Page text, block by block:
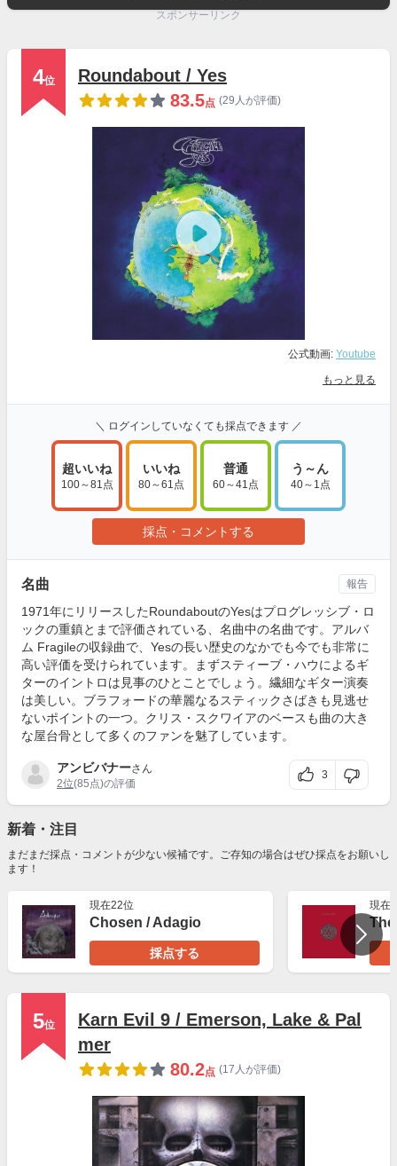
スポンサーリンク
4位
Roundabout / Yes
83.5点 (29人が評価)
公式動画: Youtube
もっと見る
＼ ログインしていなくても採点できます ／
超いいね
100～81点
いいね
80～61点
普通
60～41点
う～ん
40～1点
採点・コメントする
名曲
1971年にリリースしたRoundaboutのYesはプログレッシブ・ロ
ックの重鎮とまで評価されている、名曲中の名曲です。アルバ
ム Fragileの収録曲で、Yesの長い歴史のなかでも今でも非常に
高い評価を受けられています。まずスティーブ・ハウによるギ
ターのイントロは見事のひとことでしょう。繊細なギター演奏
は美しい。ブラフォードの華麗なるスティックさばきも見逃せ
ないポイントの一つ。クリス・スクワイアのベースも曲の大き
な屋台骨として多くのファンを魅了しています。
アンビバナーさん
2位(85点)の評価
3
報告
新着・注目
まだまだ採点・コメントが少ない候補です。ご存知の場合はぜひ採点をお願いし
ます！
現在22位
Chosen / Adagio
採点する
現在
5位
Karn Evil 9 / Emerson, Lake & Pal
mer
80.2点 (17人が評価)